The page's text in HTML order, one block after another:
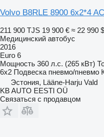
Volvo B8RLE 8900 6x2*4
211 900 TJS 19 900 € ≈ 22 990 $
Медицинский автобус
2016
Euro 6
Мощность 360 л.с. (265 кВт)
6x2 Подвеска пневмо/пневмо
Эстония, Lääne-Harju Vald
KB AUTO EESTI OÜ
Связаться с продавцом